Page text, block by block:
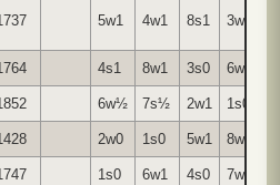
5w1 4w1 8s1 3w1
4s1 8w1 3s0 6w1
6w½ 7s½ 2w1 1s0
2w0 1s0 5w1 8w½
1s0 6w1 4s0 7w1